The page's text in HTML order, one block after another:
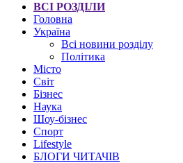
ВСІ РОЗДІЛИ
Головна
Україна
Всі новини розділу
Політика
Місто
Світ
Бізнес
Наука
Шоу-бізнес
Спорт
Lifestyle
БЛОГИ ЧИТАЧІВ